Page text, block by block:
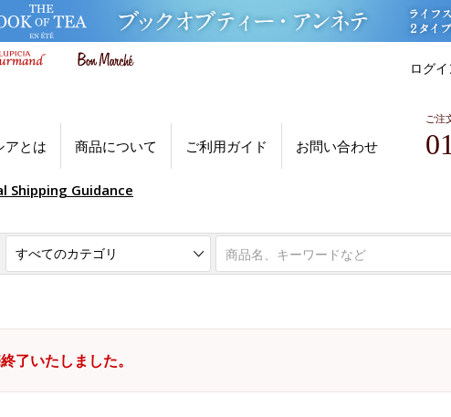
ログイ
アとは 商品について ご利用ガイド お問い合わせ
ご注
Shipping Guidance
了いたしました。